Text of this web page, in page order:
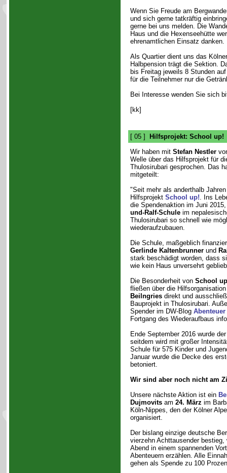
Wenn Sie Freude am
und sich gerne tatkräftig
gerne bei uns melden. Die
Haus und die Hexenseehütte
ehrenamtlichen Einsatz danken.
Als Quartier dient uns das
Halbpension trägt die Sektion.
bis Freitag jeweils 8 Stunden
für die Teilnehmer nur die
Bei Interesse wenden Sie sich
[kk]
[ 05 ]
Hilfsprojekt: School up!
Wir haben mit Stefan Nestler
Welle über das Hilfsprojekt für
Thulosirubari gesprochen. Das
mitgeteilt:
"Seit mehr als anderthalb
Hilfsprojekt School up!. Ins
die Spendenaktion im Juni
und-Ralf-Schuleim
Thulosirubari so schnell wie
wiederaufzubauen.
Die Schule, maßgeblich
Gerlinde Kaltenbrunnerund
stark beschädigt worden, dass
wie kein Haus unversehrt
Die Besonderheit von School
fließen über die
Beilngriesdirekt und
Bauprojekt in Thulosirubari.
Spender im DW-Blog
Fortgang des Wiederaufbaus
Ende September 2016 wurde
seitdem wird mit großer
Schule für 575 Kinder und
Januar wurde die Decke des
betoniert.
Wir sind aber noch nicht am
Unsere nächste Aktion ist ein
Dujmovitsam 24. März im
Köln-Nippes, den der Kölner
organisiert.
Der bislang einzige deutsche
vierzehn Achttausender bestieg,
Abend in einem spannenden
Abenteuern erzählen. Alle
gehen als Spende zu 100